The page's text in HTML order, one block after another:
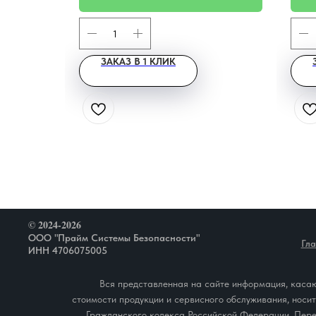
ЗАКАЗ В 1 КЛИК
© 2024-2026
ООО "Прайм Системы Безопасности"
ИНН 4706075005
Вся представленная на сайте информация,
стоимости продукции и сервисного обслуживания,